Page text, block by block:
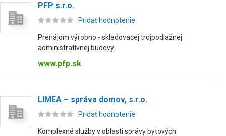
PFP s.r.o.
Pridať hodnotenie
Prenájom výrobno - skladovacej trojpodlažnej
administratívnej budovy.
www.pfp.sk
LIMEA – správa domov, s.r.o.
Pridať hodnotenie
Komplexné služby v oblasti správy bytových